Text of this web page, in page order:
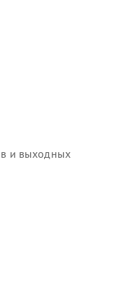
и выходных